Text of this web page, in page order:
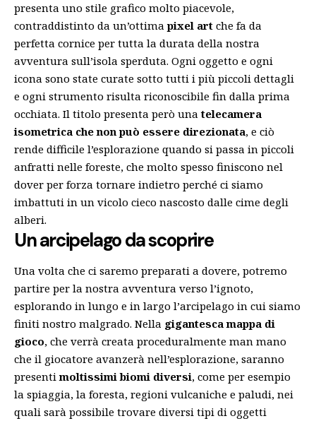
presenta uno stile grafico molto piacevole,
contraddistinto da un’ottimapixel art che fa da
perfetta cornice per tutta la durata della nostra
avventura sull’isola sperduta. Ogni oggetto e ogni
icona sono state curate sotto tutti i più piccoli dettagli
e ogni strumento risulta riconoscibile fin dalla prima
occhiata. Il titolo presenta però unatelecamera
isometrica che non può essere direzionata, e ciò
rende difficile l’esplorazione quando si passa in piccoli
anfratti nelle foreste, che molto spesso finiscono nel
dover per forza tornare indietro perché ci siamo
imbattuti in un vicolo cieco nascosto dalle cime degli
alberi.
Un arcipelago da scoprire
Una volta che ci saremo preparati a dovere, potremo
partire per la nostra avventura verso l’ignoto,
esplorando in lungo e in largo l’arcipelago in cui siamo
finiti nostro malgrado. Nella gigantesca mappa di
gioco, che verrà creata proceduralmente man mano
che il giocatore avanzerà nell’esplorazione, saranno
presentimoltissimi biomi diversi, come per esempio
la spiaggia, la foresta, regioni vulcaniche e paludi, nei
quali sarà possibile trovare diversi tipi di oggetti